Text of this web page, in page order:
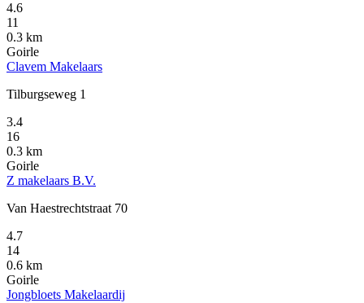
4.6
11
0.3 km
Goirle
Clavem Makelaars
Tilburgseweg 1
3.4
16
0.3 km
Goirle
Z makelaars B.V.
Van Haestrechtstraat 70
4.7
14
0.6 km
Goirle
Jongbloets Makelaardij